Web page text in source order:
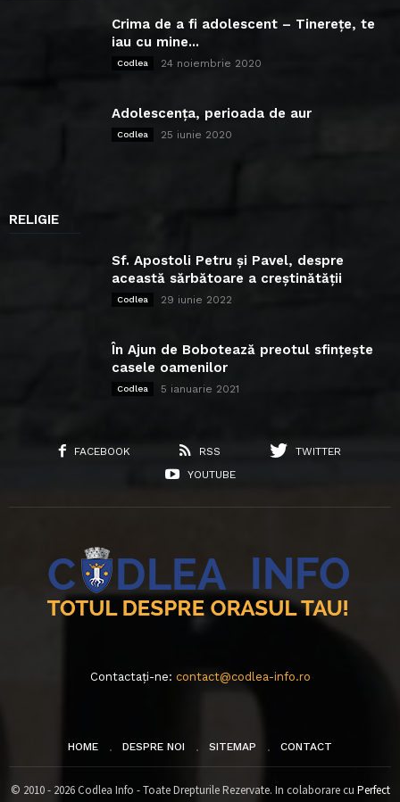
Crima de a fi adolescent – Tinerețe, te
iau cu mine...
Codlea 24 noiembrie 2020
Adolescența, perioada de aur
Codlea 25 iunie 2020
RELIGIE
Sf. Apostoli Petru și Pavel, despre
această sărbătoare a creștinătății
Codlea 29 iunie 2022
În Ajun de Bobotează preotul sfințește
casele oamenilor
Codlea 5 ianuarie 2021
FACEBOOK RSS
TWITTER
YOUTUBE
Contactați-ne: contact@codlea-info.ro
HOME DESPRE NOI SITEMAP CONTACT
© 2010 - 2026 Codlea Info - Toate Drepturile Rezervate. In colaborare cu Perfect